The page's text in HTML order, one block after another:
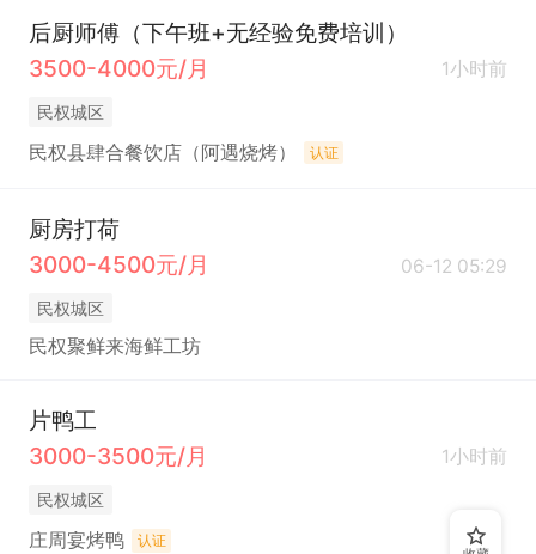
后厨师傅（下午班+无经验免费培训）
3500-4000元/月
1小时前
民权城区
民权县肆合餐饮店（阿遇烧烤） 认证
厨房打荷
3000-4500元/月
06-12 05:29
民权城区
民权聚鲜来海鲜工坊
片鸭工
3000-3500元/月
1小时前
民权城区
庄周宴烤鸭 认证